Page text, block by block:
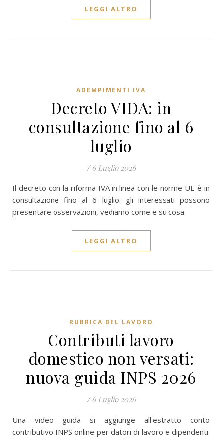
LEGGI ALTRO
ADEMPIMENTI IVA
Decreto VIDA: in
consultazione fino al 6
luglio
/ 6 Luglio 2026
Il decreto con la riforma IVA in linea con le norme UE è in
consultazione fino al 6 luglio: gli interessati possono
presentare osservazioni, vediamo come e su cosa
LEGGI ALTRO
RUBRICA DEL LAVORO
Contributi lavoro
domestico non versati:
nuova guida INPS 2026
/ 6 Luglio 2026
Una video guida si aggiunge all'estratto conto
contributivo INPS online per datori di lavoro e dipendenti.